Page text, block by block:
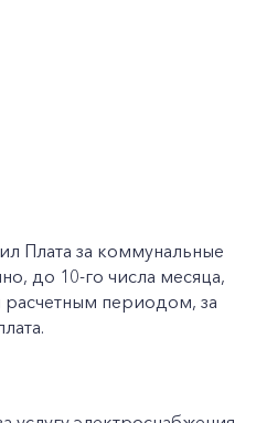
Плата за коммунальные
до 10-го числа месяца,
периодом, за